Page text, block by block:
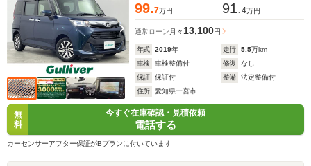
99.7万円 91.4万円
通常ローン 月々 13,100円
年式 2019年 走行 5.5万km
車検
車検整備付 修復
なし
保証
保証付 整備
法定整備付
住所
愛知県一宮市
無
料
今すぐ在庫確認・見積依頼
電話する
カーセンサーアフター保証がBプランに付いています